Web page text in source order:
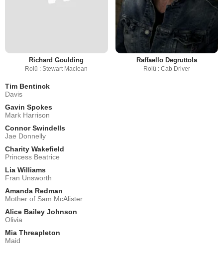
Richard Goulding
Rolü : Stewart Maclean
Raffaello Degruttola
Rolü : Cab Driver
Tim Bentinck
Davis
Gavin Spokes
Mark Harrison
Connor Swindells
Jae Donnelly
Charity Wakefield
Princess Beatrice
Lia Williams
Fran Unsworth
Amanda Redman
Mother of Sam McAlister
Alice Bailey Johnson
Olivia
Mia Threapleton
Maid